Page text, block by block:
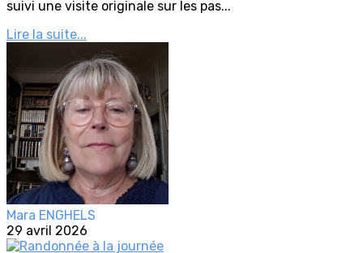
suivi une visite originale sur les pas...
Lire la suite...
Mara ENGHELS
29 avril 2026